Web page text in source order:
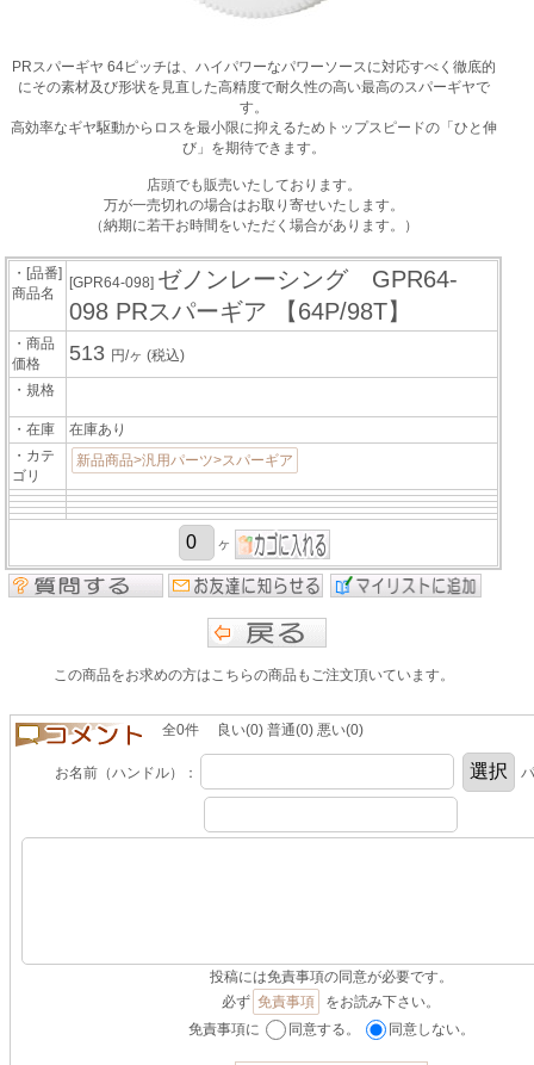
PRスパーギヤ 64ピッチは、ハイパワーなパワーソースに対応すべく徹底的
にその素材及び形状を見直した高精度で耐久性の高い最高のスパーギヤで
す。
高効率なギヤ駆動からロスを最小限に抑えるためトップスピードの「ひと伸
び」を期待できます。
店頭でも販売いたしております。
万が一売切れの場合はお取り寄せいたします。
（納期に若干お時間をいただく場合があります。）
・[品番]
商品名
[GPR64-098] ゼノンレーシング GPR64-
098 PRスパーギア 【64P/98T】
・商品
価格
513 円/ヶ(税込)
・規格
・在庫
在庫あり
・カテ
ゴリ
新品商品>汎用パーツ>スパーギア
ヶ
この商品をお求めの方はこちらの商品もご注文頂いています。
全0件 良い(0) 普通(0) 悪い(0)
お名前（ハンドル）：
投稿には免責事項の同意が必要です。
必ず 免責事項
をお読み下さい。
免責事項に
同意する。 同意しない。